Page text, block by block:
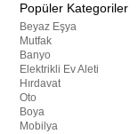
Popüler Kategoriler
Beyaz Eşya
Mutfak
Banyo
Elektrikli Ev Aleti
Hırdavat
Oto
Boya
Mobilya